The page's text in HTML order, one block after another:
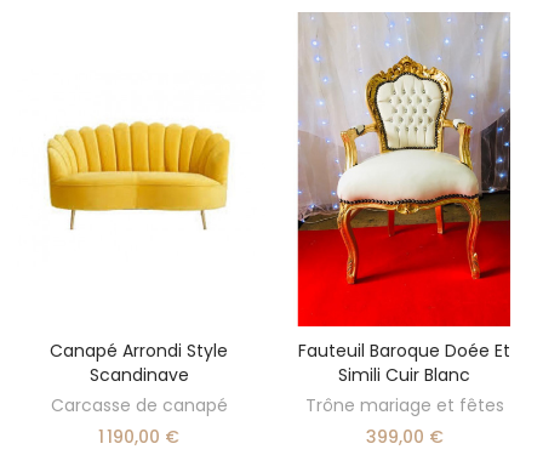
AJOUTER AU PANIER
Canapé Arrondi Style
Scandinave
Carcasse de canapé
1 190,00 €
AJOUTER AU PANIER
Fauteuil Baroque Doée Et
Simili Cuir Blanc
Trône mariage et fêtes
399,00 €